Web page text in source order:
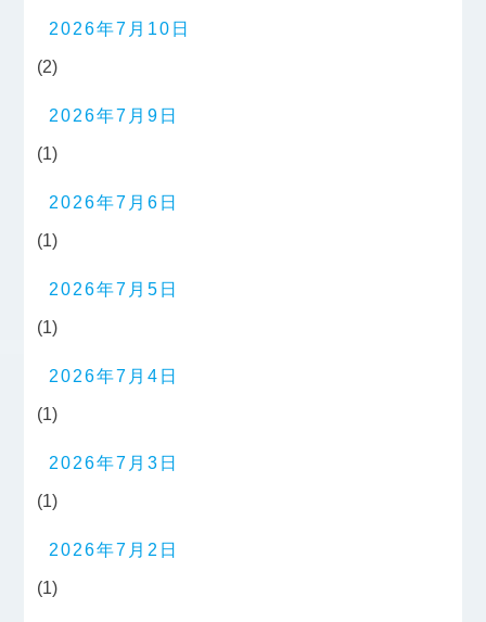
2026年7月10日
(2)
2026年7月9日
(1)
2026年7月6日
(1)
2026年7月5日
(1)
2026年7月4日
(1)
2026年7月3日
(1)
2026年7月2日
(1)